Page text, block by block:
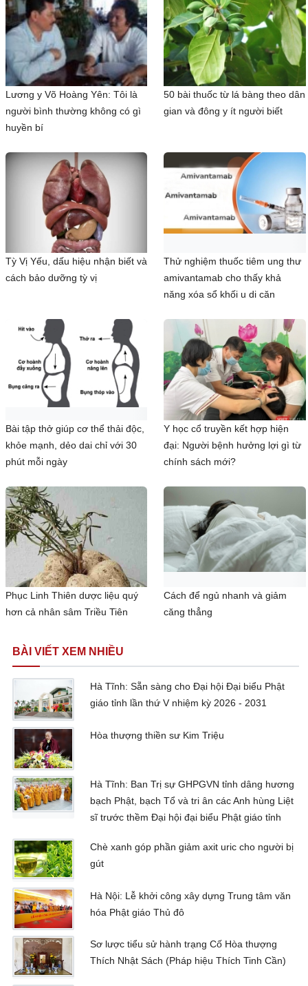
Lương y Võ Hoàng Yên: Tôi là
người bình thường không có gì
huyền bí
50 bài thuốc từ lá bàng theo dân
gian và đông y ít người biết
Tỳ Vị Yếu, dấu hiệu nhận biết và
cách bảo dưỡng tỳ vị
Thử nghiệm thuốc tiêm ung thư
amivantamab cho thấy khả
năng xóa sổ khối u di căn
Bài tập thở giúp cơ thể thải độc,
khỏe mạnh, dẻo dai chỉ với 30
phút mỗi ngày
Y học cổ truyền kết hợp hiện
đại: Người bệnh hưởng lợi gì từ
chính sách mới?
Phục Linh Thiên dược liệu quý
hơn cả nhân sâm Triều Tiên
Cách để ngủ nhanh và giảm
căng thẳng
BÀI VIẾT XEM NHIỀU
Hà Tĩnh: Sẵn sàng cho Đại hội Đại biểu Phật
giáo tỉnh lần thứ V nhiệm kỳ 2026 - 2031
Hòa thượng thiền sư Kim Triệu
Hà Tĩnh: Ban Trị sự GHPGVN tỉnh dâng hương
bạch Phật, bạch Tổ và tri ân các Anh hùng Liệt
sĩ trước thềm Đại hội đại biểu Phật giáo tỉnh
Chè xanh góp phần giảm axit uric cho người bị
gút
Hà Nội: Lễ khởi công xây dựng Trung tâm văn
hóa Phật giáo Thủ đô
Sơ lược tiểu sử hành trạng Cố Hòa thượng
Thích Nhật Sách (Pháp hiệu Thích Tinh Cần)